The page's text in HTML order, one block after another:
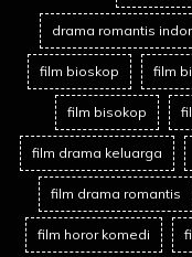
drama romantis
film bioskop film
film bisokop
film drama keluarga
film drama romantis
film horor komedi